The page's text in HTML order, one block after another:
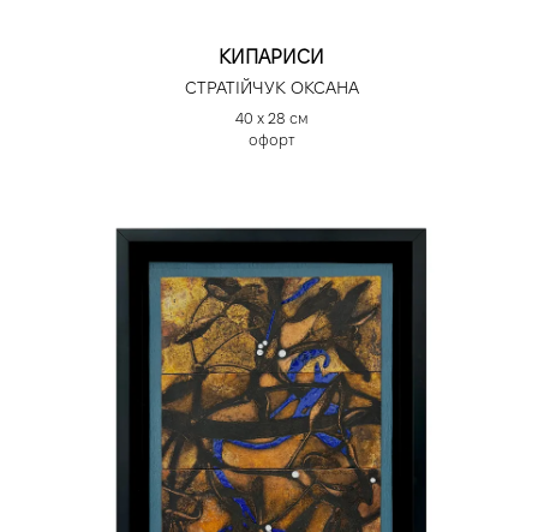
КИПАРИСИ
СТРАТІЙЧУК ОКСАНА
40 х 28 см
офорт